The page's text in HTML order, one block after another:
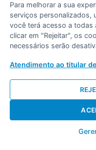
Para melhorar a sua
serviços personalizados,
você terá acesso a todas
clicar em "Rejeitar", os
necessários serão
Atendimento ao titular